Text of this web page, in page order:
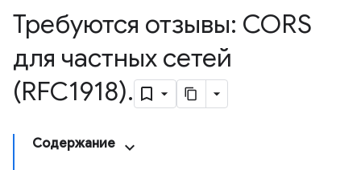
Требуются отзывы: CORS
для частных сетей
(RFC1918).
Содержание